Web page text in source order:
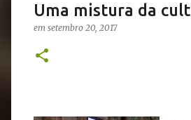
Uma mistura da
em setembro 20, 2017